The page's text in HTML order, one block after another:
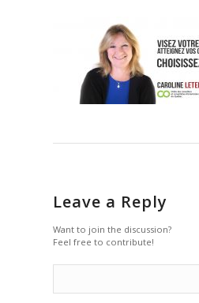
Leave a Reply
Want to join the discussion?
Feel free to contribute!